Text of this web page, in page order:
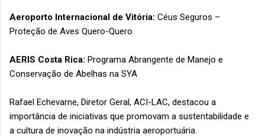
Aeroporto Internacional de Vitória: Céus Seguros –
Proteção de Aves Quero-Quero
AERIS Costa Rica: Programa Abrangente de Manejo e
Conservação de Abelhas na SYA
Rafael Echevarne, Diretor Geral, ACI-LAC, destacou a
importância de iniciativas que promovam a sustentabilidade e
a cultura de inovação na indústria aeroportuária.